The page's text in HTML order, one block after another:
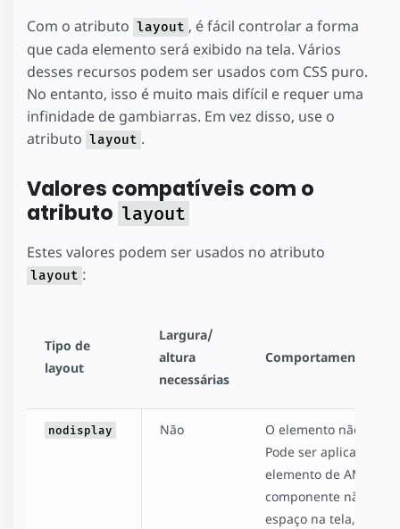
Com o atributo layout , é fácil controlar a forma
que cada elemento será exibido na tela. Vários
desses recursos podem ser usados com CSS puro.
No entanto, isso é muito mais difícil e requer uma
infinidade de gambiarras. Em vez disso, use o
atributo layout .
Valores compatíveis com o
atributo layout
Estes valores podem ser usados no atributo
layout :
Tipo de
layout
Largura/
altura
necessárias
Comportamento
nodisplay Não
O elemento não é
Pode ser aplicado a
elemento de AMP. O
componente não
espaço na tela, como